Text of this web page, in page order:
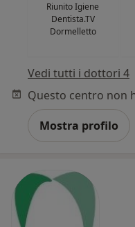
Riunito Igiene
Dentista.TV
Dormelletto
Vedi tutti i dottori 4
Mostra profilo